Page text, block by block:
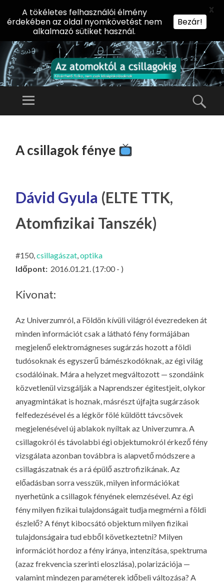
AZ
KT
A
CS
IL
Előadássorozat
Természettudományi
Menü
TARTALOMHOZ
A csillagok fénye
Dávid Gyula (ELTE TTK,
Atomfizikai Tanszék)
#150,csillagászat,optika
Időpont: 2016.01.21. (17:00 - )
Kivonat:
Az Univerzumról, a Földön kívüli világról évezredeken át
minden információt csak a látható fény formájában
megjelenő elektromágneses sugárzás hozott a földi
tudósoknak és egyszerű bámészkodóknak, az égi világ
csodálóinak. Mára a helyzet megváltozott — szondáink
közvetlenül vizsgálják a Naprendszer égitestjeit, olykor
anyagmintákat is hoznak, másrészt újfajta sugárzások
felfedezésével és a légkör fölé küldött távcsövek
megjelenésével új ablakok nyíltak az Univerzumra. A
csillagokról és távolabbi égi objektumokról érkező fény
vizsgálata azonban továbbra is alapvető módszere a
csillagászatnak és a rá épülő asztrofizikának. Az
előadásban sorra vesszük, milyen információkat
nyerhetünk a csillagok fényének elemzésével. Az égi
fény milyen fizikai tulajdonságait tudja megmérni a földi
észlelő? A fényt kibocsátó objektum milyen fizikai
tulajdonságaira tud ebből következtetni? Milyen
információt hordoz a fény iránya, intenzítása, spektruma
(azaz frekvencia szerinti eloszlása), polarizációja —
valamint mindezen paraméterek időbeli változása? A
A tökéletes felhasználói élmény
érdekében az oldal nyomkövetést nem
alkalmazó sütiket használ.
Bezár!
X